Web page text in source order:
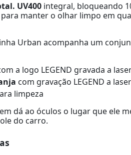
UV400 integral, bloqueando
manter o olhar limpo em
Urban acompanha um
a logo LEGEND gravada a
com gravação LEGEND a
limpeza
dá ao óculos o lugar que ele
do carro.